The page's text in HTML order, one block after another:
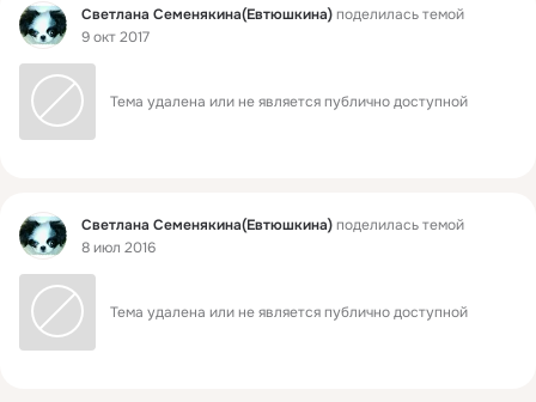
Фид Светлана Семенякина(Евтюшкина)поделилась темой
9 окт 2017
Тема удалена или не является публично доступной
Фид Светлана Семенякина(Евтюшкина)поделилась темой
8 июл 2016
Тема удалена или не является публично доступной